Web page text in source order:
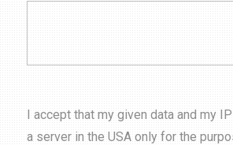
I accept that my given data and my
a server in the USA only for the